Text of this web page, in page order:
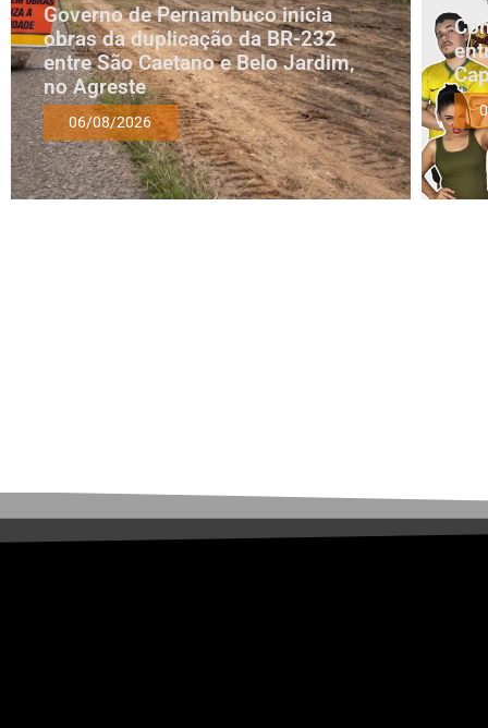
Governo de Pernambuco inicia
obras da duplicação da BR-232
entre São Caetano e Belo Jardim,
no Agreste
06/08/2026